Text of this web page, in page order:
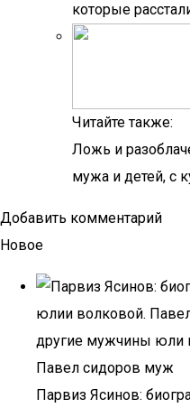
которые
Читайте также:
Ложь и
мужа и детей, с
Добавить комментарий
Новое
Парвиз Ясинов: